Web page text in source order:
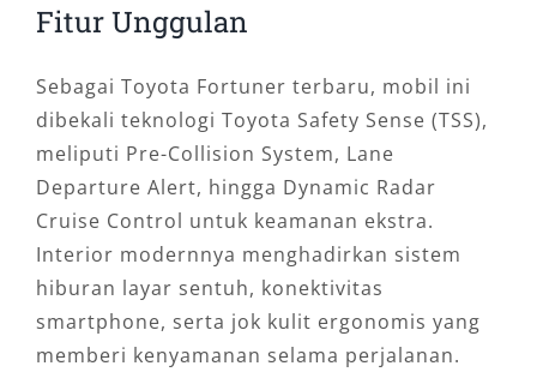
Fitur Unggulan
Sebagai Toyota Fortuner terbaru, mobil ini
dibekali teknologi Toyota Safety Sense (TSS),
meliputi Pre-Collision System, Lane
Departure Alert, hingga Dynamic Radar
Cruise Control untuk keamanan ekstra.
Interior modernnya menghadirkan sistem
hiburan layar sentuh, konektivitas
smartphone, serta jok kulit ergonomis yang
memberi kenyamanan selama perjalanan.